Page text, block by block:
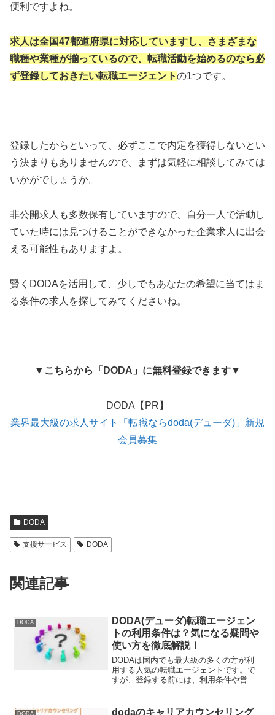
便利ですよね。
求人は全国47都道府県に対応していますし、さまざまな
職種や業種が揃っているので、転職活動を始めるのなら必
ず登録しておきたい転職エージェントの1つです。
登録したからといって、必ずここで内定を獲得しないとい
う決まりもありませんので、まずは気軽に相談してみては
いかがでしょうか。
非公開求人も多数保有していますので、自分一人で活動し
ていた時には見つけることができなかった企業求人に出会
える可能性もありますよ。
賢くDODAを活用して、少しでもあなたの希望に当てはま
る条件の求人を探してみてくださいね。
▼ こちらから「DODA」に無料登録できます▼
DODA【PR】
業界最大級の求人サイト「転職ならdoda(デューダ)」新規
会員募集
DODA
支援サービス DODA
関連記事
DODA
DODA(デューダ)転職エージェン
トの利用条件は？気になる疑問や
使い方を徹底解説！
DODAは国内でも最大級の多くの方が利
用する人気の転職エージェントです。で
すが、登録する前には、利用条件や営業
ット上でよくあるDODAに関しての疑問
dodaのキャリアカウンセリング